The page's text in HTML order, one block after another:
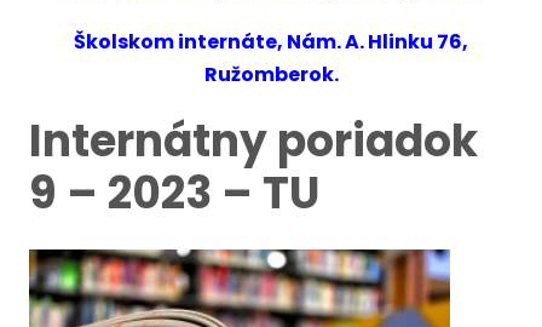
Školskom internáte, Nám. A. Hlinku 76,
Ružomberok.
Internátny poriadok
9 – 2023 – TU